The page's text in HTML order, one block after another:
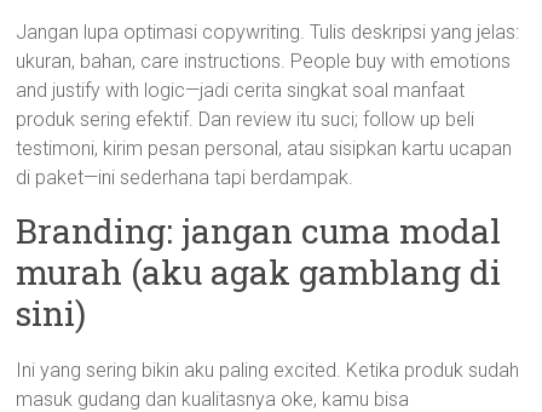
Jangan lupa optimasi copywriting. Tulis deskripsi yang jelas:
ukuran, bahan, care instructions. People buy with emotions
and justify with logic—jadi cerita singkat soal manfaat
produk sering efektif. Dan review itu suci; follow up beli
testimoni, kirim pesan personal, atau sisipkan kartu ucapan
di paket—ini sederhana tapi berdampak.
Branding: jangan cuma modal
murah (aku agak gamblang di
sini)
Ini yang sering bikin aku paling excited. Ketika produk sudah
masuk gudang dan kualitasnya oke, kamu bisa